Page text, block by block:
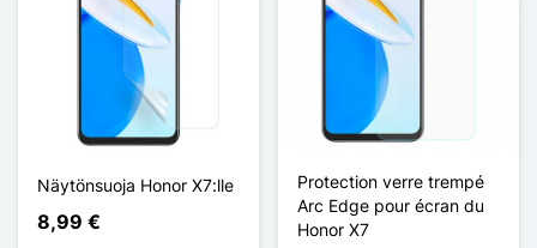
Näytönsuoja Honor X7:lle
8,99 €
Protection verre trempé
Arc Edge pour écran du
Honor X7